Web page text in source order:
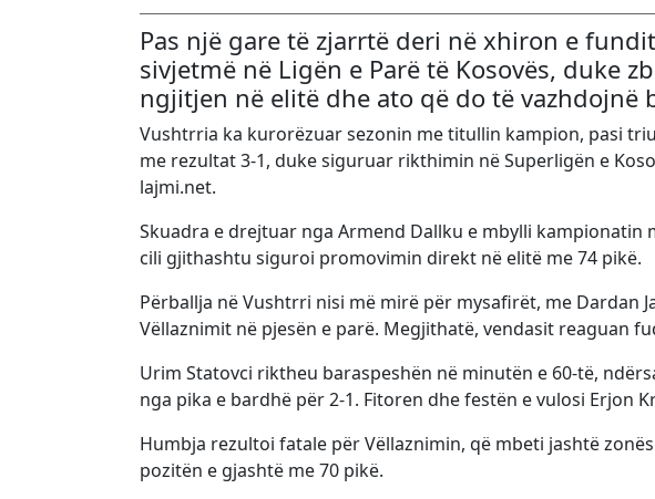
Pas një gare të zjarrtë deri në xhiron e
sivjetmë në Ligën e Parë të Kosovës, duke
ngjitjen në elitë dhe ato që do të vazhdojnë
Vushtrria ka kurorëzuar sezonin me titullin kampion, pasi
me rezultat 3-1, duke siguruar rikthimin në Superligën e
lajmi.net.
Skuadra e drejtuar nga Armend Dallku e mbylli kampionatin
cili gjithashtu siguroi promovimin direkt në elitë me 74 pikë.
Përballja në Vushtrri nisi më mirë për mysafirët, me Dardan
Vëllaznimit në pjesën e parë. Megjithatë, vendasit reaguan
Urim Statovci riktheu baraspeshën në minutën e 60-të,
nga pika e bardhë për 2-1. Fitoren dhe festën e vulosi Erjon
Humbja rezultoi fatale për Vëllaznimin, që mbeti jashtë
pozitën e gjashtë me 70 pikë.